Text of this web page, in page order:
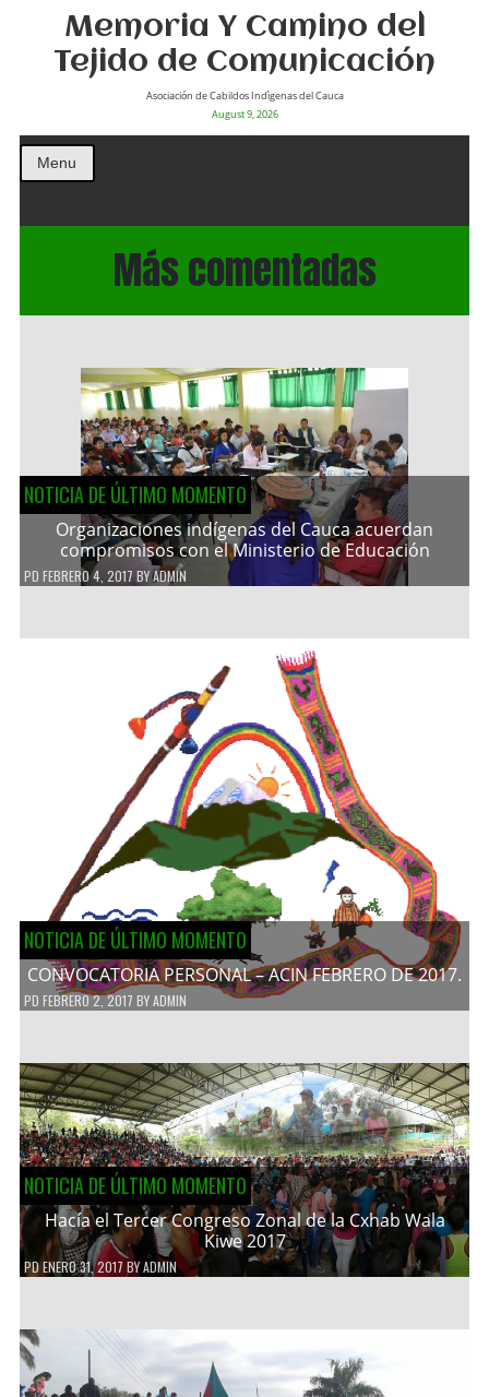
Memoria Y Camino del
Tejido de Comunicación
Asociación de Cabildos Indìgenas del Cauca
August 9, 2026
Menu
Más comentadas
NOTICIA DE ÚLTIMO MOMENTO
Organizaciones indígenas del Cauca acuerdan
compromisos con el Ministerio de Educación
PD FEBRERO 4, 2017 BYADMIN
NOTICIA DE ÚLTIMO MOMENTO
CONVOCATORIA PERSONAL – ACIN FEBRERO DE 2017.
PD FEBRERO 2, 2017 BYADMIN
NOTICIA DE ÚLTIMO MOMENTO
Hacía el Tercer Congreso Zonal de la Cxhab Wala
Kiwe 2017
PDENERO 31, 2017 BYADMIN